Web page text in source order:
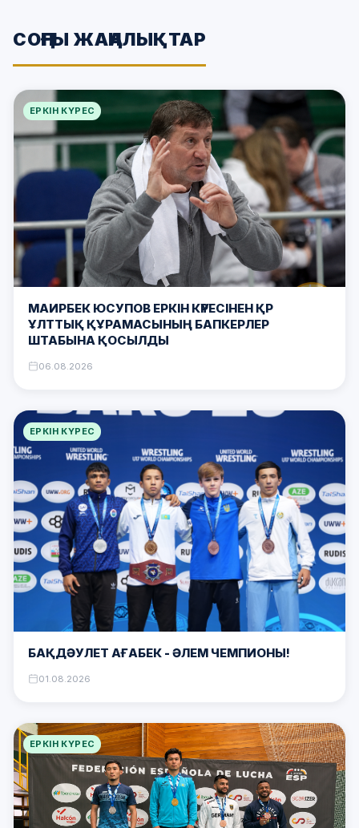
СОҢҒЫ ЖАҢАЛЫҚТАР
ЕРКІН КҮРЕС
МАИРБЕК ЮСУПОВ ЕРКІН КҮРЕСІНЕН ҚР
ҰЛТТЫҚ ҚҰРАМАСЫНЫҢ БАПКЕРЛЕР
ШТАБЫНА ҚОСЫЛДЫ
06.08.2026
ЕРКІН КҮРЕС
БАҚДӘУЛЕТ АҒАБЕК – ӘЛЕМ ЧЕМПИОНЫ!
01.08.2026
ЕРКІН КҮРЕС